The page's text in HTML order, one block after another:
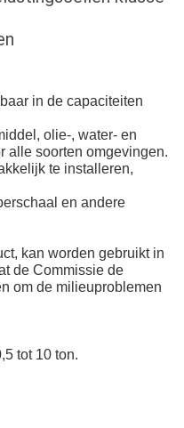
in de capaciteiten
olie-, water- en
alle soorten omgevingen.
te installeren,
en andere
kan worden gebruikt in
de Commissie de
om de milieuproblemen
tot 10 ton.